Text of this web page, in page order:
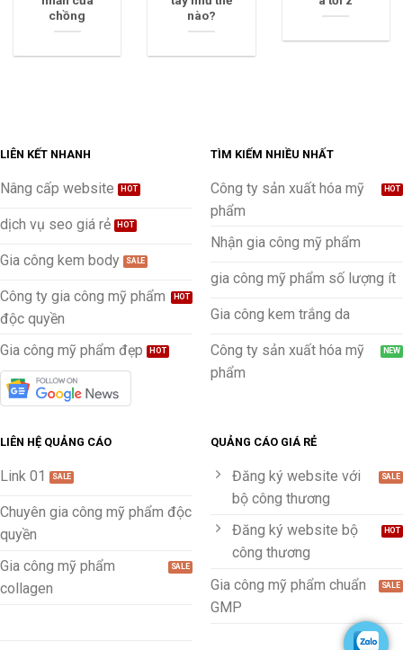
chồng
nào?
LIÊN KẾT NHANH
Nâng cấp website
dịch vụ seo giá rẻ
Gia công kem body
Công ty gia công mỹ phẩm
độc quyền
Gia công mỹ phẩm đẹp
TÌM KIẾM NHIỀU NHẤT
Công ty sản xuất hóa mỹ
phẩm
Nhận gia công mỹ phẩm
gia công mỹ phẩm số lượng ít
Gia công kem trắng da
Công ty sản xuất hóa mỹ
phẩm
LIÊN HỆ QUẢNG CÁO
Link 01
Chuyên gia công mỹ phẩm độc
quyền
Gia công mỹ phẩm
collagen
QUẢNG CÁO GIÁ RẺ
Đăng ký website với
bộ công thương
Đăng ký website bộ
công thương
Gia công mỹ phẩm chuẩn
GMP